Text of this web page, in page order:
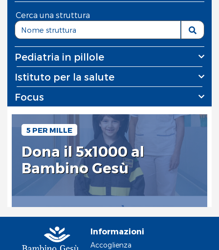
Cerca una struttura
Pediatria in pillole
Istituto per la salute
Focus
5 PER MILLE
Dona il 5x1000 al
Bambino Gesù
Informazioni
Accoglienza